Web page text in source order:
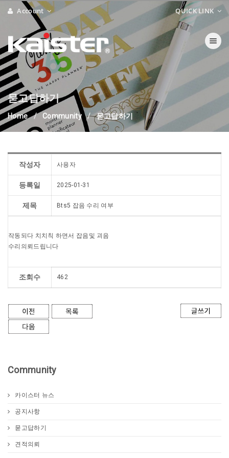
Account QUICK LINK
Toggle
묻고답하기
Home Community 묻고답하기
작성자 사용자
등록일 2025-01-31
제목 Bts5 잡음 수리 여부
작동되다 치치칙 하면서 잡음및 괴음
수리의뢰드립니다
조회수 462
Community
카이스터 뉴스
공지사항
묻고답하기
견적의뢰